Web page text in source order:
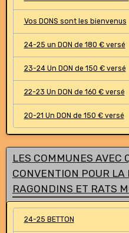
Vos DONS sont les bienvenus
24-25 un DON de 180 € versé
23-24 Un DON de 150 € versé
22-23 Un DON de 160 € versé
20-21 Un DON de 150 € versé
LES COMMUNES AVEC
CONVENTION POUR LA
RAGONDINS ET RATS
24-25 BETTON